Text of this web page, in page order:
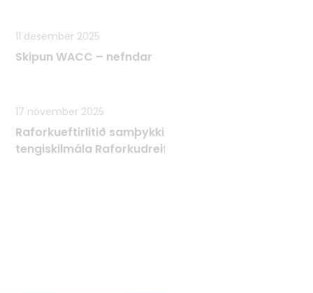
11 desember 2025
Skipun WACC – nefndar
17 nóvember 2025
Raforkueftirlitið samþykkir Tæknilega
tengiskilmála Raforkudreifingar TTR